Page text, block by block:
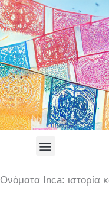
Menu
Ονόματα Inca: ιστορία